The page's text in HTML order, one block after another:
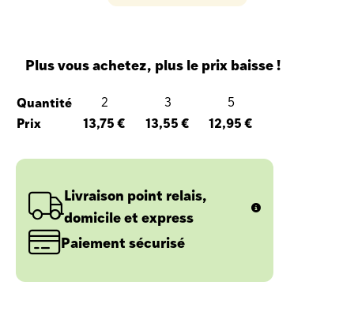
Plus vous achetez, plus le prix baisse !
Quantité 2 3 5
Prix 13,75 € 13,55 € 12,95 €
Livraison point relais,
domicile et express
Paiement sécurisé